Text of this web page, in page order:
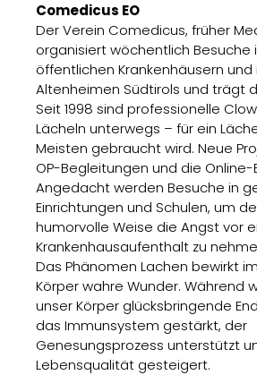
Comedicus EO
Der Verein Comedicus, früher
organisiert wöchentlich Besuche
öffentlichen Krankenhäusern
Altenheimen Südtirols und trägt
Seit 1998 sind professionelle
Lächeln unterwegs – für ein
Meisten gebraucht wird. Neue
OP-Begleitungen und die Online-
Angedacht werden Besuche in
Einrichtungen und Schulen, um
humorvolle Weise die Angst vor
Krankenhausaufenthalt zu
Das Phänomen Lachen bewirkt
Körper wahre Wunder. Während
unser Körper glücksbringende
das Immunsystem gestärkt, der
Genesungsprozess unterstützt
Lebensqualität gesteigert.